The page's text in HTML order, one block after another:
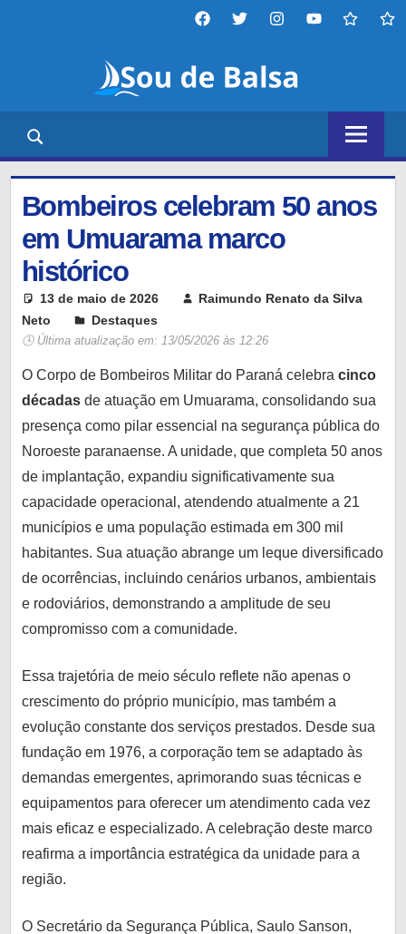
FacebooktwitterinstagramYouTubetiktok
Balsa
de
notícias,
entretenimento,
tecnologia
diversos
outros
temas,
nosso
objetivo
é
mantê-
informado
e
conectado
com
o
que
realmente
importa.
Bombeiros celebram 50 anos
em Umuarama marco
histórico
13 de maio de 2026
Raimundo Renato da Silva
Neto
Destaques
🕓 Última atualização em: 13/05/2026 às 12:26
O Corpo de Bombeiros Militar do Paraná celebra cinco
décadas de atuação em Umuarama, consolidando sua
presença como pilar essencial na segurança pública do
Noroeste paranaense. A unidade, que completa 50 anos
de implantação, expandiu significativamente sua
capacidade operacional, atendendo atualmente a 21
municípios e uma população estimada em 300 mil
habitantes. Sua atuação abrange um leque diversificado
de ocorrências, incluindo cenários urbanos, ambientais
e rodoviários, demonstrando a amplitude de seu
compromisso com a comunidade.
Essa trajetória de meio século reflete não apenas o
crescimento do próprio município, mas também a
evolução constante dos serviços prestados. Desde sua
fundação em 1976, a corporação tem se adaptado às
demandas emergentes, aprimorando suas técnicas e
equipamentos para oferecer um atendimento cada vez
mais eficaz e especializado. A celebração deste marco
reafirma a importância estratégica da unidade para a
região.
O Secretário da Segurança Pública, Saulo Sanson,